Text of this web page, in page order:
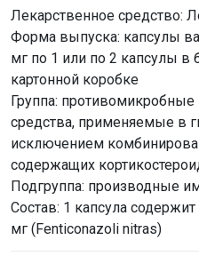
Лекарственное средство:
Форма выпуска: капсулы
мг по 1 или по 2 капсулы в
картонной коробке
Группа: противомикробные
средства, применяемые в
исключением
содержащих
Подгруппа: производные
Состав: 1 капсула
мг (Fenticonazoli nitras)